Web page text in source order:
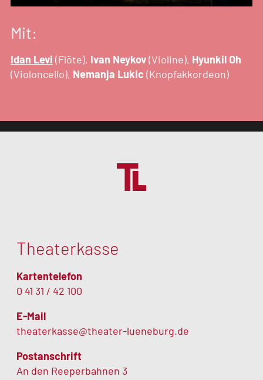
Mit:
Idan Levi (Flöte), Ivan Neykov(Violine), Hyunkil Oh
(Violoncello), Nemanja Lukic (Knopfakkordeon)
Theaterkasse
Kartentelefon
0 41 31 / 42 100
E-Mail
theaterkasse@theater-lueneburg.de
Postanschrift
An den Reeperbahnen 3